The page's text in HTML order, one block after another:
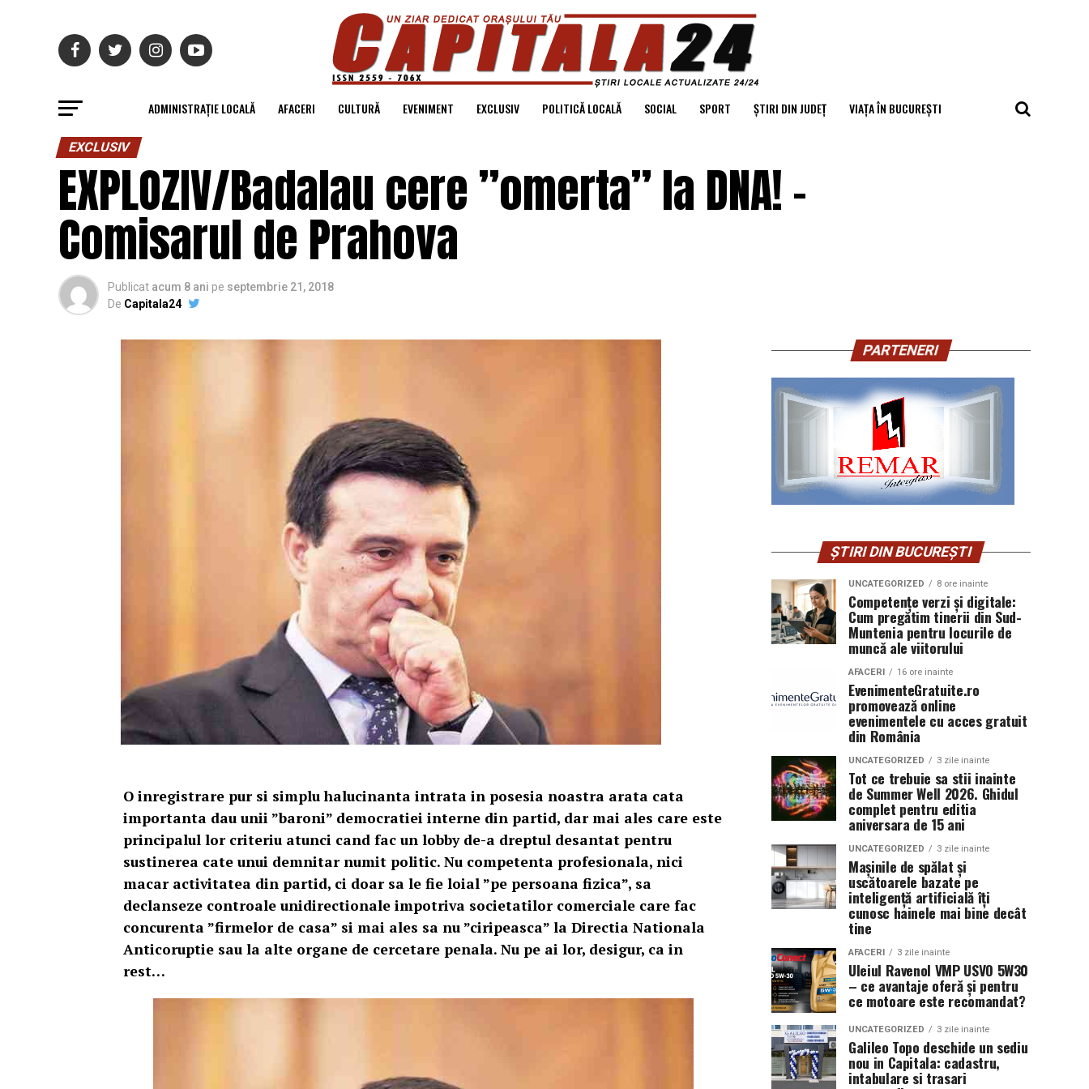
ADMINISTRAȚIE LOCALĂ AFACERI CULTURĂ EVENIMENT EXCLUSIV POLITICĂ LOCALĂ SOCIAL SPORT ȘTIRI DIN JUDEȚ VIAȚA ÎN BUCUREȘTI
EXCLUSIV
EXPLOZIV/Badalau cere ”omerta” la DNA! –
Comisarul de Prahova
Publicat acum 8 ani pe septembrie 21, 2018
De Capitala24
O inregistrare pur si simplu halucinanta intrata in posesia noastra arata cata
importanta dau unii ”baroni” democratiei interne din partid, dar mai ales care este
principalul lor criteriu atunci cand fac un lobby de-a dreptul desantat pentru
sustinerea cate unui demnitar numit politic. Nu competenta profesionala, nici
macar activitatea din partid, ci doar sa le fie loial ”pe persoana fizica”, sa
declanseze controale unidirectionale impotriva societatilor comerciale care fac
concurenta ”firmelor de casa” si mai ales sa nu ”ciripeasca” la Directia Nationala
Anticoruptie sau la alte organe de cercetare penala. Nu pe ai lor, desigur, ca in
rest…
PARTENERI
ȘTIRI DIN BUCUREȘTI
UNCATEGORIZED 8 ore inainte
Competențe verzi și digitale:
Cum pregătim tinerii din Sud-
Muntenia pentru locurile de
muncă ale viitorului
AFACERI 16 ore inainte
EvenimenteGratuite.ro
promovează online
evenimentele cu acces gratuit
din România
UNCATEGORIZED 3 zile inainte
Tot ce trebuie sa stii inainte
de Summer Well 2026. Ghidul
complet pentru editia
aniversara de 15 ani
UNCATEGORIZED 3 zile inainte
Mașinile de spălat și
uscătoarele bazate pe
inteligență artificială îți
cunosc hainele mai bine decât
tine
AFACERI 3 zile inainte
Uleiul Ravenol VMP USVO 5W30
– ce avantaje oferă și pentru
ce motoare este recomandat?
UNCATEGORIZED 3 zile inainte
Galileo Topo deschide un sediu
nou in Capitala: cadastru,
intabulare si trasari